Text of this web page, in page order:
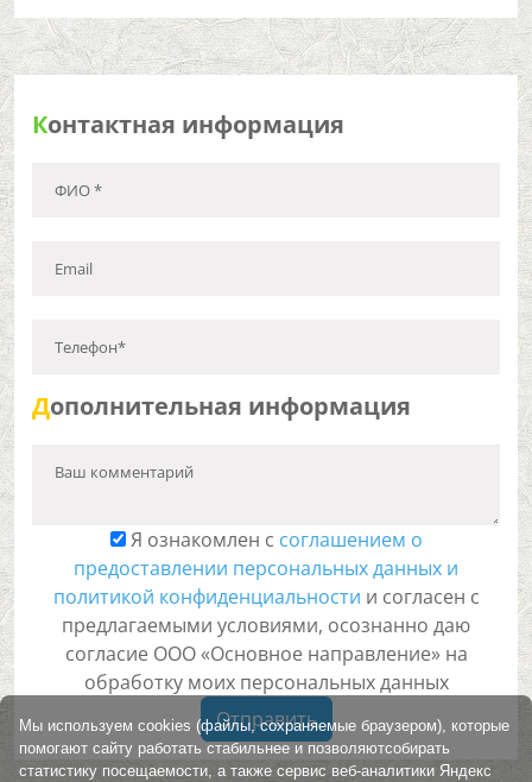
Контактная информация
ФИО *
Email
Телефон*
Дополнительная информация
Ваш комментарий
Я ознакомлен с соглашением о
предоставлении персональных данных и
политикой конфиденциальности и согласен с
предлагаемыми условиями, осознанно даю
согласие ООО «Основное направление» на
обработку моих персональных данных
Отправить
Мы используем cookies (файлы, сохраняемые браузером), которые
помогают сайту работать стабильнее и позволяютсобирать
статистику посещаемости, а также сервис веб-аналитики Яндекс